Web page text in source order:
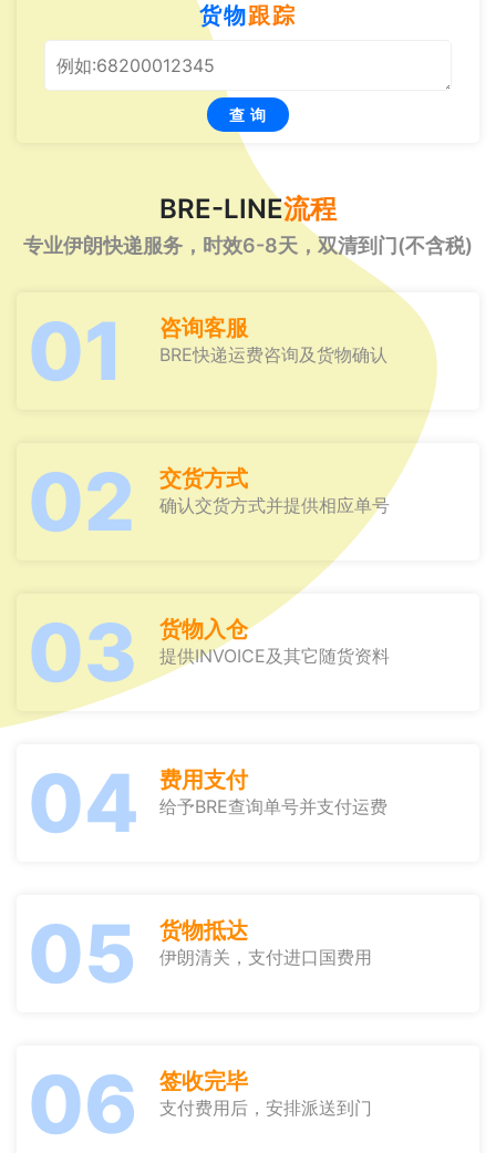
货物跟踪
查 询
BRE-LINE流程
专业伊朗快递服务，时效6-8天，双清到门(不含税)
01 咨询客服
BRE快递运费咨询及货物确认
02 交货方式
确认交货方式并提供相应单号
03 货物入仓
提供INVOICE及其它随货资料
04 费用支付
给予BRE查询单号并支付运费
05 货物抵达
伊朗清关，支付进口国费用
06 签收完毕
支付费用后，安排派送到门